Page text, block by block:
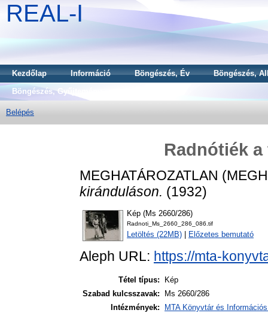
REAL-I
Kezdőlap Információ Böngészés, Év
Böngészés,
Böngészés, Gyűjtemény
Belépés
Radnótiék
MEGHATÁROZATLAN
kiránduláson. (1932)
Kép (Ms 2660/286)
Radnoti_Ms_2660_286_086.tif
Letöltés (22MB) Előzetes bemutató
Aleph URL: https://mta-
Tétel típus:
Kép
Szabad kulcsszavak:
Ms 2660/286
Intézmények:
MTA Könyvtár és